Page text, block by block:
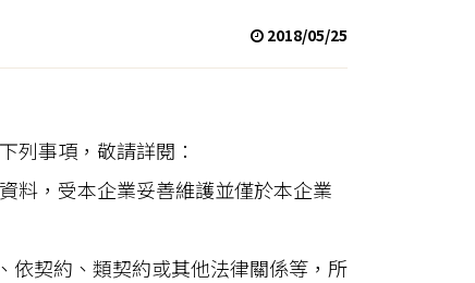
2018/05/25
列事項，敬請詳閱：
料，受本企業妥善維護並僅於本企業
契約、類契約或其他法律關係等，所